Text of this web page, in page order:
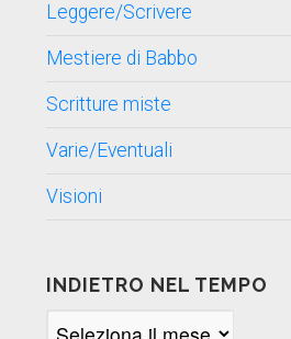
Leggere/Scrivere
Mestiere di Babbo
Scritture miste
Varie/Eventuali
Visioni
INDIETRO NEL TEMPO
Indietro